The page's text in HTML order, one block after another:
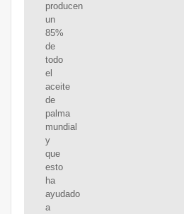
producen
un
85%
de
todo
el
aceite
de
palma
mundial
y
que
esto
ha
ayudado
a